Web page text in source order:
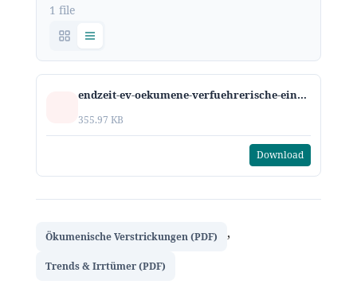
1 file
endzeit-ev-oekumene-verfuehrerische-einheit-k.pdf
355.97 KB
Download
Ökumenische Verstrickungen (PDF) ,
Trends & Irrtümer (PDF)